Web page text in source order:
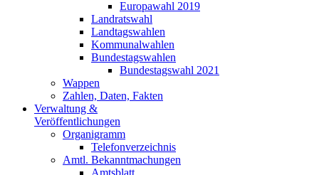
Europawahl 2019
Landratswahl
Landtagswahlen
Kommunalwahlen
Bundestagswahlen
Bundestagswahl 2021
Wappen
Zahlen, Daten, Fakten
Verwaltung &
Veröffentlichungen
Organigramm
Telefonverzeichnis
Amtl. Bekanntmachungen
Amtsblatt